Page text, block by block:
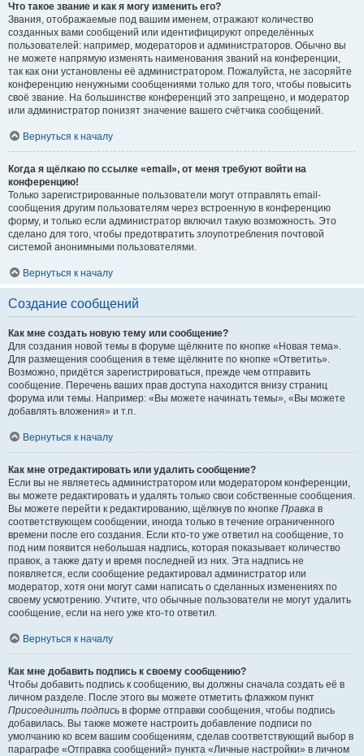
Что такое звание и как я могу изменить его?
Звания, отображаемые под вашим именем, отражают количество
созданных вами сообщений или идентифицируют определённых
пользователей: например, модераторов и администраторов. Обычно вы
не можете напрямую изменять наименования званий на конференции,
так как они установлены её администратором. Пожалуйста, не засоряйте
конференцию ненужными сообщениями только для того, чтобы повысить
своё звание. На большинстве конференций это запрещено, и модератор
или администратор понизят значение вашего счётчика сообщений.
Вернуться к началу
Когда я щёлкаю по ссылке «email», от меня требуют войти на
конференцию!
Только зарегистрированные пользователи могут отправлять email-
сообщения другим пользователям через встроенную в конференцию
форму, и только если администратор включил такую возможность. Это
сделано для того, чтобы предотвратить злоупотребления почтовой
системой анонимными пользователями.
Вернуться к началу
Создание сообщений
Как мне создать новую тему или сообщение?
Для создания новой темы в форуме щёлкните по кнопке «Новая тема».
Для размещения сообщения в теме щёлкните по кнопке «Ответить».
Возможно, придётся зарегистрироваться, прежде чем отправить
сообщение. Перечень ваших прав доступа находится внизу страниц
форума или темы. Например: «Вы можете начинать темы», «Вы можете
добавлять вложения» и т.п.
Вернуться к началу
Как мне отредактировать или удалить сообщение?
Если вы не являетесь администратором или модератором конференции,
вы можете редактировать и удалять только свои собственные сообщения.
Вы можете перейти к редактированию, щёлкнув по кнопке Правка в
соответствующем сообщении, иногда только в течение ограниченного
времени после его создания. Если кто-то уже ответил на сообщение, то
под ним появится небольшая надпись, которая показывает количество
правок, а также дату и время последней из них. Эта надпись не
появляется, если сообщение редактировал администратор или
модератор, хотя они могут сами написать о сделанных изменениях по
своему усмотрению. Учтите, что обычные пользователи не могут удалить
сообщение, если на него уже кто-то ответил.
Вернуться к началу
Как мне добавить подпись к своему сообщению?
Чтобы добавить подпись к сообщению, вы должны сначала создать её в
личном разделе. После этого вы можете отметить флажком пункт
Присоединить подпись в форме отправки сообщения, чтобы подпись
добавилась. Вы также можете настроить добавление подписи по
умолчанию ко всем вашим сообщениям, сделав соответствующий выбор в
параграфе «Отправка сообщений» пункта «Личные настройки» в личном